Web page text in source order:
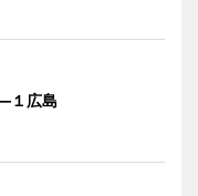
１広島